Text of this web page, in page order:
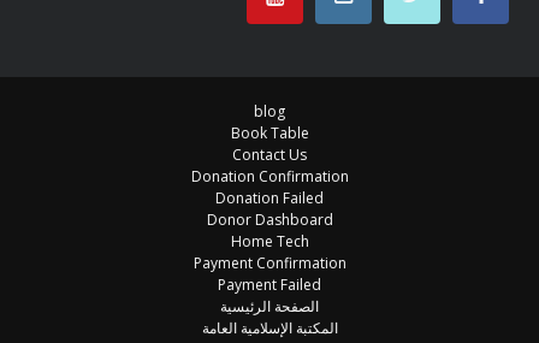
blog
Book Table
Contact Us
Donation Confirmation
Donation Failed
Donor Dashboard
Home Tech
Payment Confirmation
Payment Failed
الصفحة الرئيسية
المكتبة الإسلامية العامة